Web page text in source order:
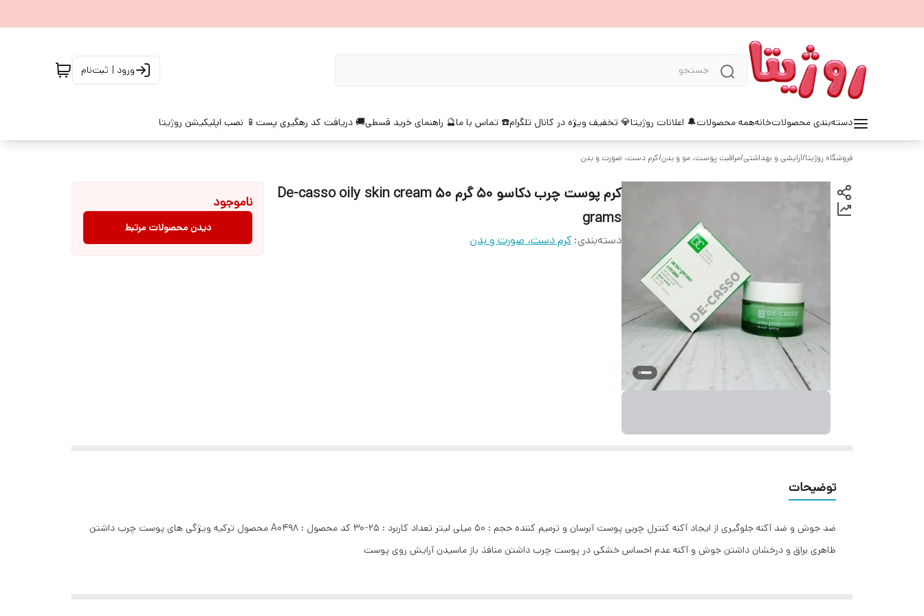
ورود | ثبت‌نام
دسته‌بندی محصولاتخانههمه محصولات🔔 اعلانات روژیتا💎 تخفیف ویژه در کانال تلگرام☎️ تماس با ما🔮 راهنمای خرید قسطی🚚 دریافت کد رهگیری پست 📱 نصب اپلیکیشن روژیتا
فروشگاه روژیتا/آرایشی و بهداشتی/مراقبت پوست، مو و بدن/کرم دست، صورت و بدن
کرم پوست چرب دکاسو 50 گرم De-casso oily skin cream 50
grams
دسته‌بندی: کرم دست، صورت و بدن
ناموجود
دیدن محصولات مرتبط
توضیحات
ضد جوش و ضد آکنه جلوگیری از ایجاد آکنه کنترل چربی پوست آبرسان و ترمیم کننده حجم : 50 میلی لیتر تعداد کاربرد : 25-30 کد محصول : A0498 محصول ترکیه ویژگی های پوست چرب داشتن
ظاهری براق و درخشان داشتن جوش و آکنه عدم احساس خشکی در پوست چرب داشتن منافذ باز ماسیدن آرایش روی پوست